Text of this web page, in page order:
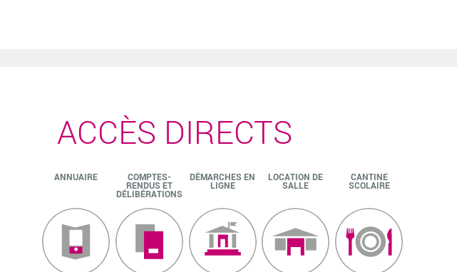
ACCÈS DIRECTS
ANNUAIRE COMPTES-
RENDUS ET
DÉLIBÉRATIONS
DÉMARCHES EN
LIGNE
LOCATION DE
SALLE
CANTINE
SCOLAIRE